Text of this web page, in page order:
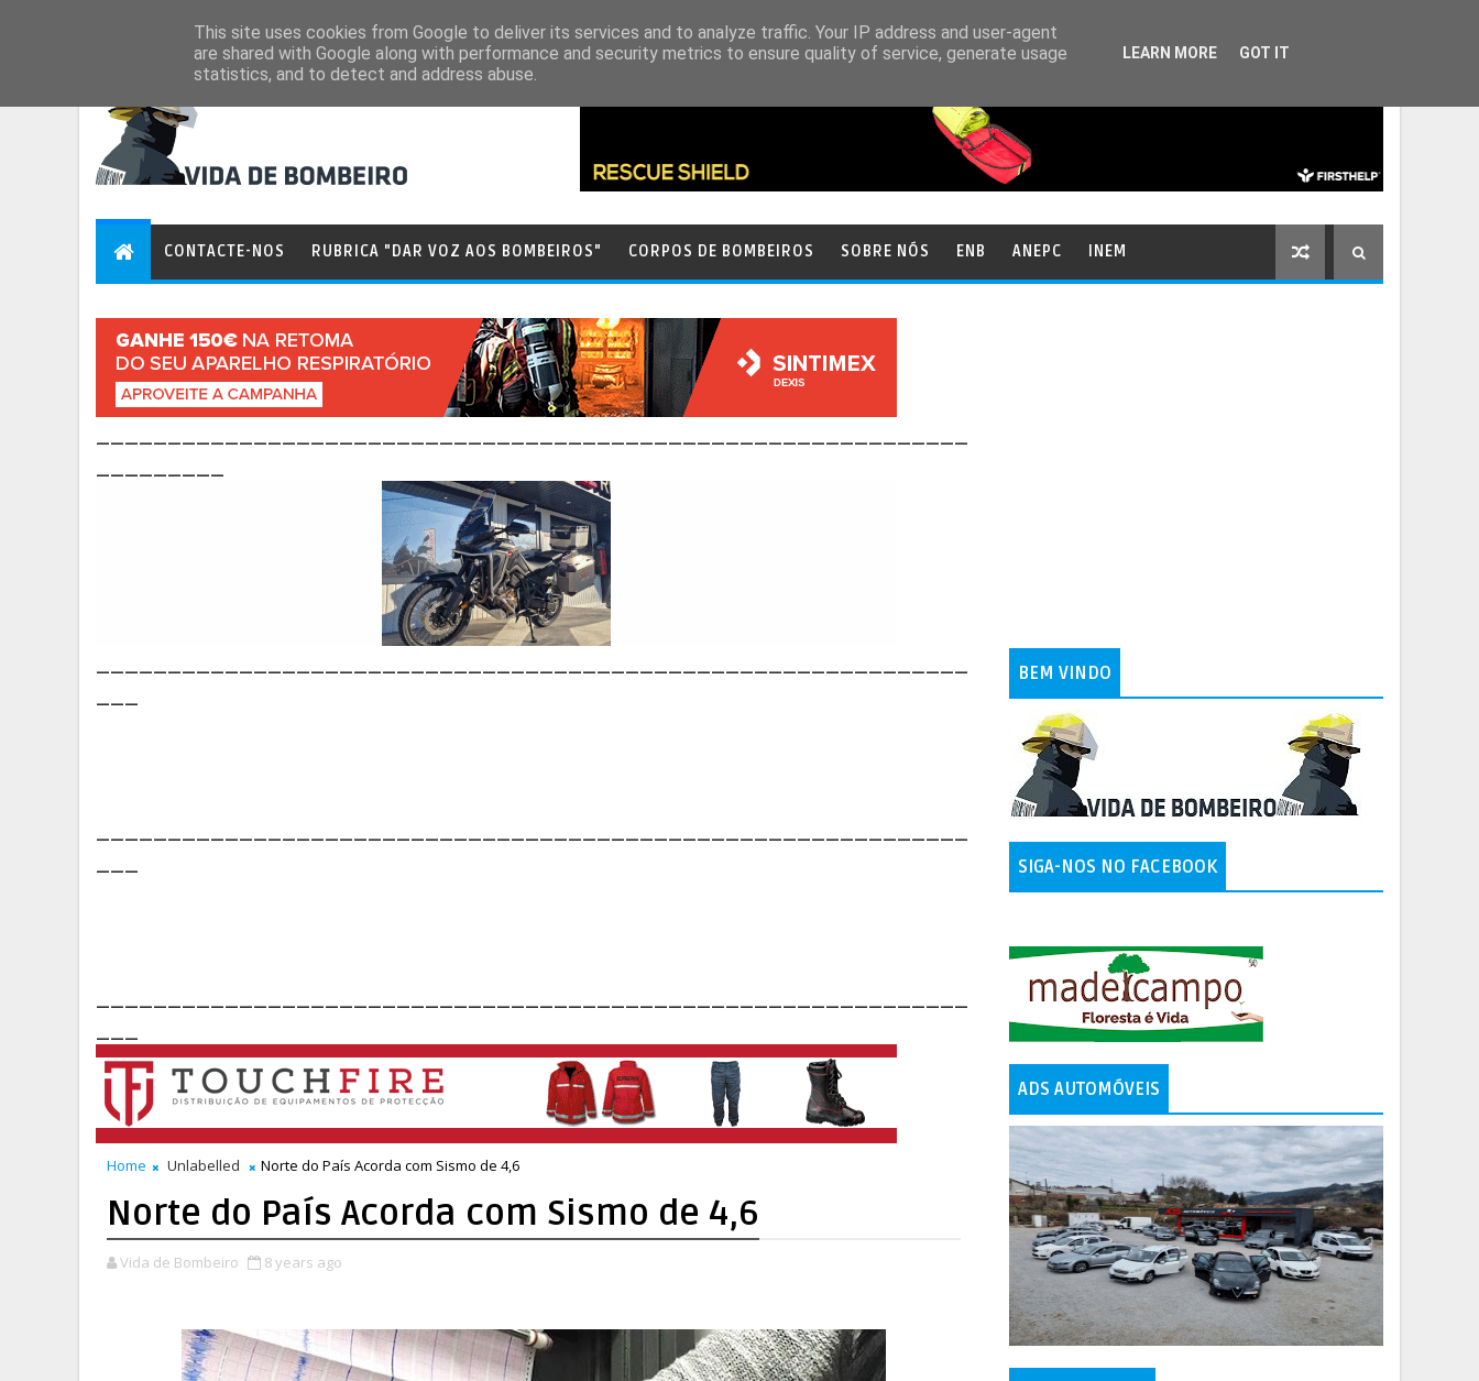
CONTACTE-NOS RUBRICA "DAR VOZ AOS BOMBEIROS" CORPOS DE BOMBEIROS SOBRE NÓS ENB ANEPC INEM
Home Unlabelled Norte do País Acorda com Sismo de 4,6
Norte do País Acorda com Sismo de 4,6
Vida de Bombeiro 8 years ago
BEM VINDO
SIGA-NOS NO FACEBOOK
ADS AUTOMÓVEIS
This site uses cookies from Google to deliver its services and to analyze traffic. Your IP address and user-agent
are shared with Google along with performance and security metrics to ensure quality of service, generate usage
statistics, and to detect and address abuse.
LEARN MORE GOT IT